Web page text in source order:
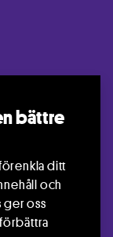
bättre
ditt
och
oss